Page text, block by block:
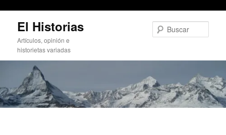
contenido
principal
El Historias
Artículos, opinión e
historietas variadas